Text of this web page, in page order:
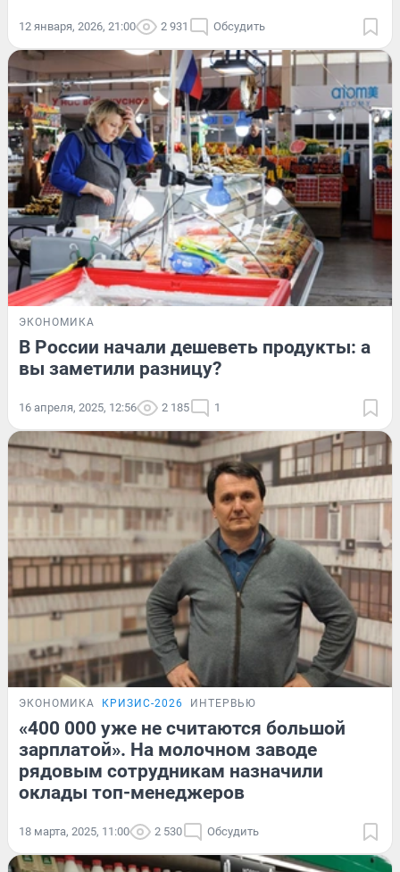
12 января, 2026, 21:00 2 931 Обсудить
ЭКОНОМИКА
В России начали дешеветь продукты: а
вы заметили разницу?
16 апреля, 2025, 12:56 2 185 1
ЭКОНОМИКА КРИЗИС-2026 ИНТЕРВЬЮ
«400 000 уже не считаются большой
зарплатой». На молочном заводе
рядовым сотрудникам назначили
оклады топ-менеджеров
18 марта, 2025, 11:00 2 530 Обсудить